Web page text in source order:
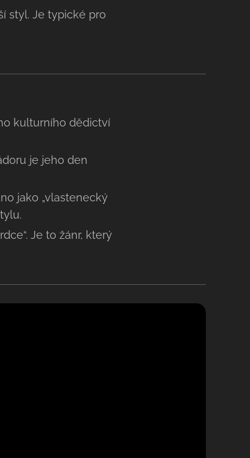
styl. Je typické pro
kulturního dědictví
je jeho den
jako „vlastenecký
Je to žánr, který